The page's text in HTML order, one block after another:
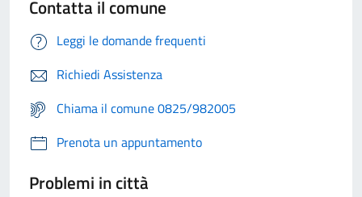
Contatta il comune
Leggi le domande frequenti
Richiedi Assistenza
Chiama il comune 0825/982005
Prenota un appuntamento
Problemi in città